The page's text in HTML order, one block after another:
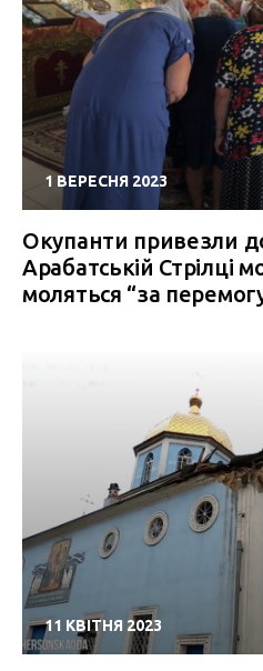
1 ВЕРЕСНЯ 2023
Окупанти привезли
Арабатській Стрілці
моляться “за перемогу
11 КВІТНЯ 2023